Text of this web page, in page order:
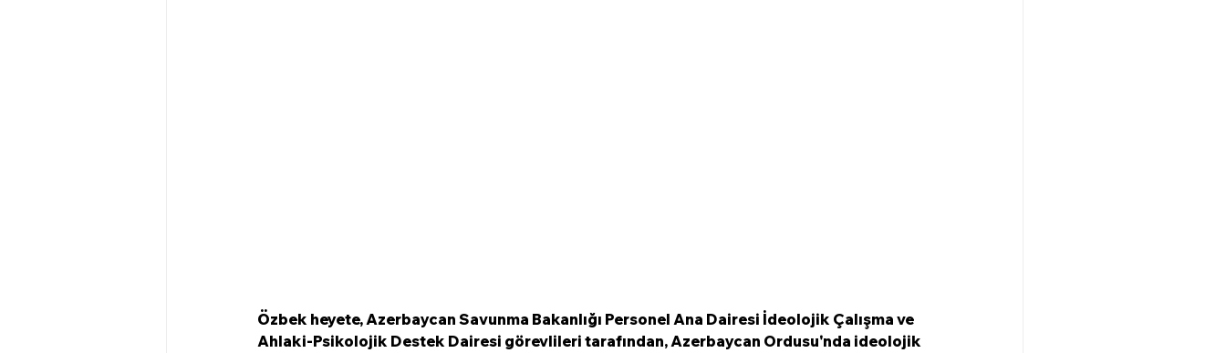
Özbek heyete, Azerbaycan Savunma Bakanlığı Personel Ana Dairesi İdeolojik Çalışma ve
Ahlaki-Psikolojik Destek Dairesi görevlileri tarafından, Azerbaycan Ordusu'nda ideolojik